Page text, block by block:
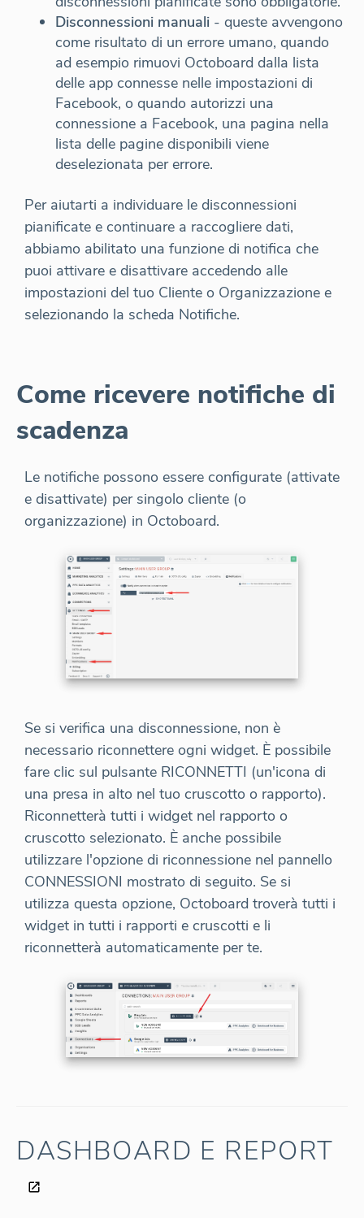
Disconnessioni manuali - queste avvengono
come risultato di un errore umano, quando
ad esempio rimuovi Octoboard dalla lista
delle app connesse nelle impostazioni di
Facebook, o quando autorizzi una
connessione a Facebook, una pagina nella
lista delle pagine disponibili viene
deselezionata per errore.
Per aiutarti a individuare le disconnessioni
pianificate e continuare a raccogliere dati,
abbiamo abilitato una funzione di notifica che
puoi attivare e disattivare accedendo alle
impostazioni del tuo Cliente o Organizzazione e
selezionando la scheda Notifiche.
Come ricevere notifiche di
scadenza
Le notifiche possono essere configurate (attivate
e disattivate) per singolo cliente (o
organizzazione) in Octoboard.
Se si verifica una disconnessione, non è
necessario riconnettere ogni widget. È possibile
fare clic sul pulsante RICONNETTI (un'icona di
una presa in alto nel tuo cruscotto o rapporto).
Riconnetterà tutti i widget nel rapporto o
cruscotto selezionato. È anche possibile
utilizzare l'opzione di riconnessione nel pannello
CONNESSIONI mostrato di seguito. Se si
utilizza questa opzione, Octoboard troverà tutti i
widget in tutti i rapporti e cruscotti e li
riconnetterà automaticamente per te.
DASHBOARD E REPORT